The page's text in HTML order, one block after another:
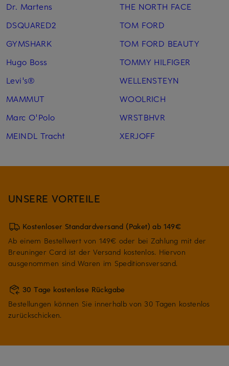
Dr. Martens
DSQUARED2
GYMSHARK
Hugo Boss
Levi's®
MAMMUT
Marc O'Polo
MEINDL Tracht
THE NORTH FACE
TOM FORD
TOM FORD BEAUTY
TOMMY HILFIGER
WELLENSTEYN
WOOLRICH
WRSTBHVR
XERJOFF
UNSERE VORTEILE
Kostenloser Standardversand (Paket) ab 149€
Ab einem Bestellwert von 149€ oder bei Zahlung mit der
Breuninger Card ist der Versand kostenlos. Hiervon
ausgenommen sind Waren im Speditionsversand.
30 Tage kostenlose Rückgabe
Bestellungen können Sie innerhalb von 30 Tagen kostenlos
zurückschicken.